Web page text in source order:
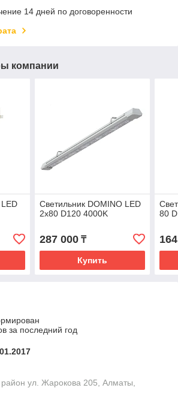
14 дней по договоренности
компании
Светильник DOMINO LED
2x80 D120 4000K
287 000₸
Купить
80
за последний год
район ул. Жарокова 205, Алматы,